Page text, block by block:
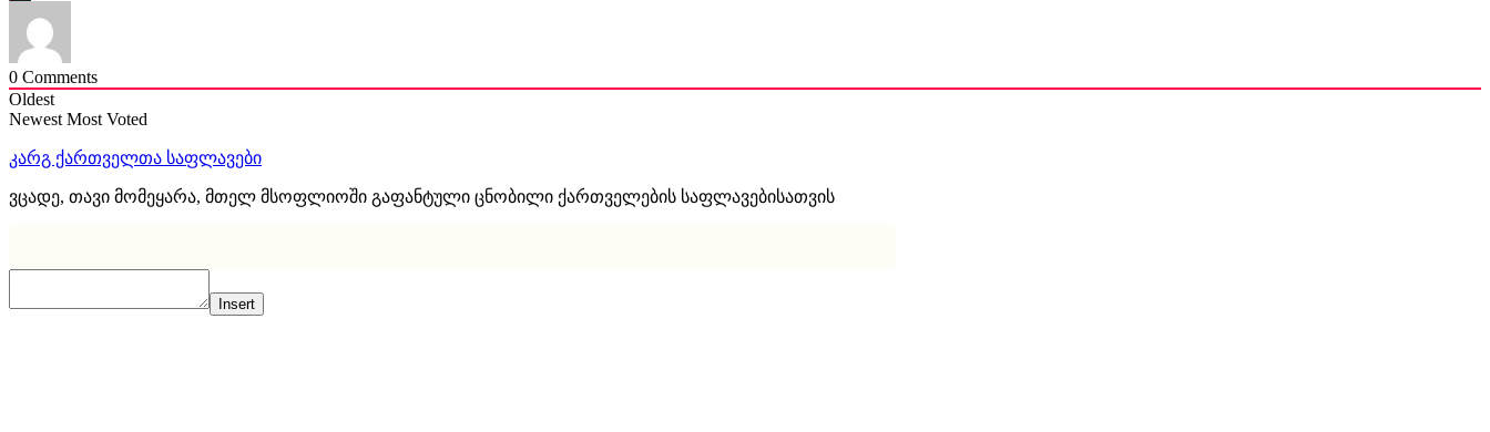
0 Comments
Oldest
Newest Most Voted
კარგ ქართველთა საფლავები
ვცადე, თავი მომეყარა, მთელ მსოფლიოში გაფანტული ცნობილი ქართველების საფლავებისათვის
Insert